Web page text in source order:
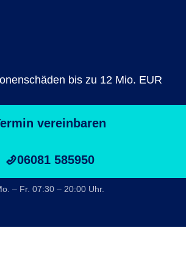
bis zu 12 Mio. EUR
vereinbaren
06081 585950
– Fr. 07:30 – 20:00 Uhr.